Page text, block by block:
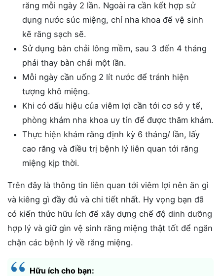
răng mỗi ngày 2 lần. Ngoài ra cần kết hợp sử
dụng nước súc miệng, chỉ nha khoa để vệ sinh
kẽ răng sạch sẽ.
Sử dụng bàn chải lông mềm, sau 3 đến 4 tháng
phải thay bàn chải một lần.
Mỗi ngày cần uống 2 lít nước để tránh hiện
tượng khô miệng.
Khi có dấu hiệu của viêm lợi cần tới cơ sở y tế,
phòng khám nha khoa uy tín để được thăm khám.
Thực hiện khám răng định kỳ 6 tháng/ lần, lấy
cao răng và điều trị bệnh lý liên quan tới răng
miệng kịp thời.
Trên đây là thông tin liên quan tới viêm lợi nên ăn gì
và kiêng gì đầy đủ và chi tiết nhất. Hy vọng bạn đã
có kiến thức hữu ích để xây dựng chế độ dinh dưỡng
hợp lý và giữ gìn vệ sinh răng miệng thật tốt để ngăn
chặn các bệnh lý về răng miệng.
Hữu ích cho bạn: